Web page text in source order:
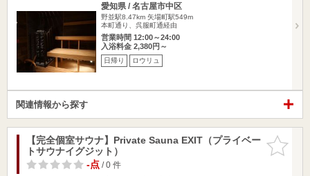
愛知県 / 名古屋市中区
野並駅8.47km 矢場町駅549m
本町通り、呉服町通経由
営業時間 12:00～24:00
入浴料金 2,380円～
日帰り ロウリュ
関連情報から探す
お気に入
りに追加
【完全個室サウナ】Private Sauna EXIT（プライベー
トサウナイグジット）
-点/ 0 件